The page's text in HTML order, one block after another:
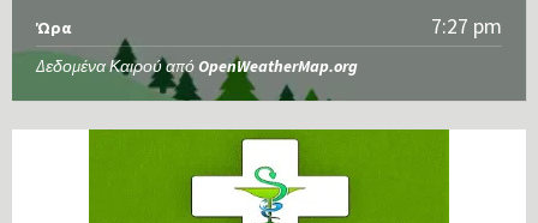
Ώρα 7:27 pm
Δεδομένα Καιρού από OpenWeatherMap.org